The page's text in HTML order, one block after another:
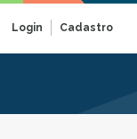
Login Cadastro